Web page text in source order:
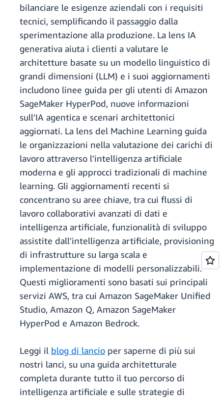
bilanciare le esigenze aziendali con i requisiti
tecnici, semplificando il passaggio dalla
sperimentazione alla produzione. La lens IA
generativa aiuta i clienti a valutare le
architetture basate su un modello linguistico di
grandi dimensioni (LLM) e i suoi aggiornamenti
includono linee guida per gli utenti di Amazon
SageMaker HyperPod, nuove informazioni
sull'IA agentica e scenari architettonici
aggiornati. La lens del Machine Learning guida
le organizzazioni nella valutazione dei carichi di
lavoro attraverso l'intelligenza artificiale
moderna e gli approcci tradizionali di machine
learning. Gli aggiornamenti recenti si
concentrano su aree chiave, tra cui flussi di
lavoro collaborativi avanzati di dati e
intelligenza artificiale, funzionalità di sviluppo
assistite dall'intelligenza artificiale, provisioning
di infrastrutture su larga scala e
implementazione di modelli personalizzabili.
Questi miglioramenti sono basati sui principali
servizi AWS, tra cui Amazon SageMaker Unified
Studio, Amazon Q, Amazon SageMaker
HyperPod e Amazon Bedrock.
Leggi il blog di lancio per saperne di più sui
nostri lanci, su una guida architetturale
completa durante tutto il tuo percorso di
intelligenza artificiale e sulle strategie di